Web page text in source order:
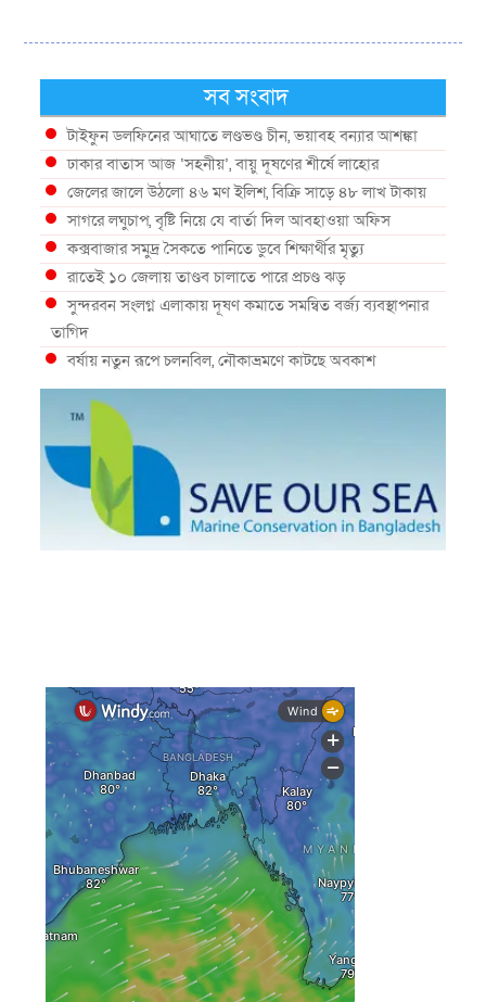
সব সংবাদ
টাইফুন ডলফিনের আঘাতে লণ্ডভণ্ড চীন, ভয়াবহ বন্যার আশঙ্কা
ঢাকার বাতাস আজ ‘সহনীয়’, বায়ু দূষণের শীর্ষে লাহোর
জেলের জালে উঠলো ৪৬ মণ ইলিশ, বিক্রি সাড়ে ৪৮ লাখ টাকায়
সাগরে লঘুচাপ, বৃষ্টি নিয়ে যে বার্তা দিল আবহাওয়া অফিস
কক্সবাজার সমুদ্র সৈকতে পানিতে ডুবে শিক্ষার্থীর মৃত্যু
রাতেই ১০ জেলায় তাণ্ডব চালাতে পারে প্রচণ্ড ঝড়
সুন্দরবন সংলগ্ন এলাকায় দূষণ কমাতে সমন্বিত বর্জ্য ব্যবস্থাপনার
তাগিদ
বর্ষায় নতুন রূপে চলনবিল, নৌকাভ্রমণে কাটছে অবকাশ
গভীর সমুদ্রে ধরা পড়া ৫৪ কেজির তবল মাছ
কক্সবাজারে প্যারাসেইলিংয়ে নিরাপত্তা ঝুঁকি, নেই স্থায়ী পদক্ষেপ